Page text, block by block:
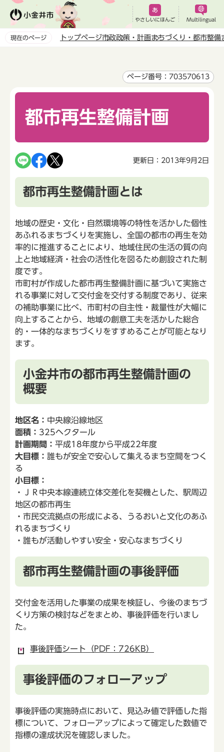
ペ
やさしいにほんご Multilingual
現在のページ トップページ市政政策・計画まちづくり・都市整備
ページ番号：703570613
都市再生整備計画
更新日：2013年9月2日
都市再生整備計画とは
地域の歴史・文化・自然環境等の特性を活かした個性
あふれるまちづくりを実施し、全国の都市の再生を効
率的に推進することにより、地域住民の生活の質の向
上と地域経済・社会の活性化を図るため創設された制
度です。
市町村が作成した都市再生整備計画に基づいて実施さ
れる事業に対して交付金を交付する制度であり、従来
の補助事業に比べ、市町村の自主性・裁量性が大幅に
向上することから、地域の創意工夫を活かした総合
的・一体的なまちづくりをすすめることが可能となり
ます。
小金井市の都市再生整備計画の
概要
地区名： 中央線沿線地区
面積： 325ヘクタール
計画期間： 平成18年度から平成22年度
大目標： 誰もが安全で安心して集えるまち空間をつく
る
小目標：
・ＪＲ中央本線連続立体交差化を契機とした、駅周辺
地区の都市再生
・市民交流拠点の形成による、うるおいと文化のあふ
れるまちづくり
・誰もが活動しやすい安全・安心なまちづくり
都市再生整備計画の事後評価
交付金を活用した事業の成果を検証し、今後のまちづ
くり方策の検討などをまとめ、事後評価を行いまし
た。
事後評価シート（PDF：726KB）
事後評価のフォローアップ
事後評価の実施時点において、見込み値で評価した指
標について、フォローアップによって確定した数値で
指標の達成状況を確認しました。